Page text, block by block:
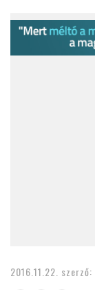
2016.11.22. szerző: